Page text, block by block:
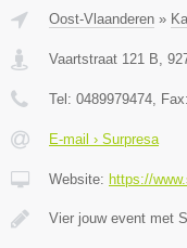
Oost-Vlaanderen »
Vaartstraat 121 B
Tel: 0489979474 , Fax:
E-mail › Surpresa
Website: https://
Vier jouw event met